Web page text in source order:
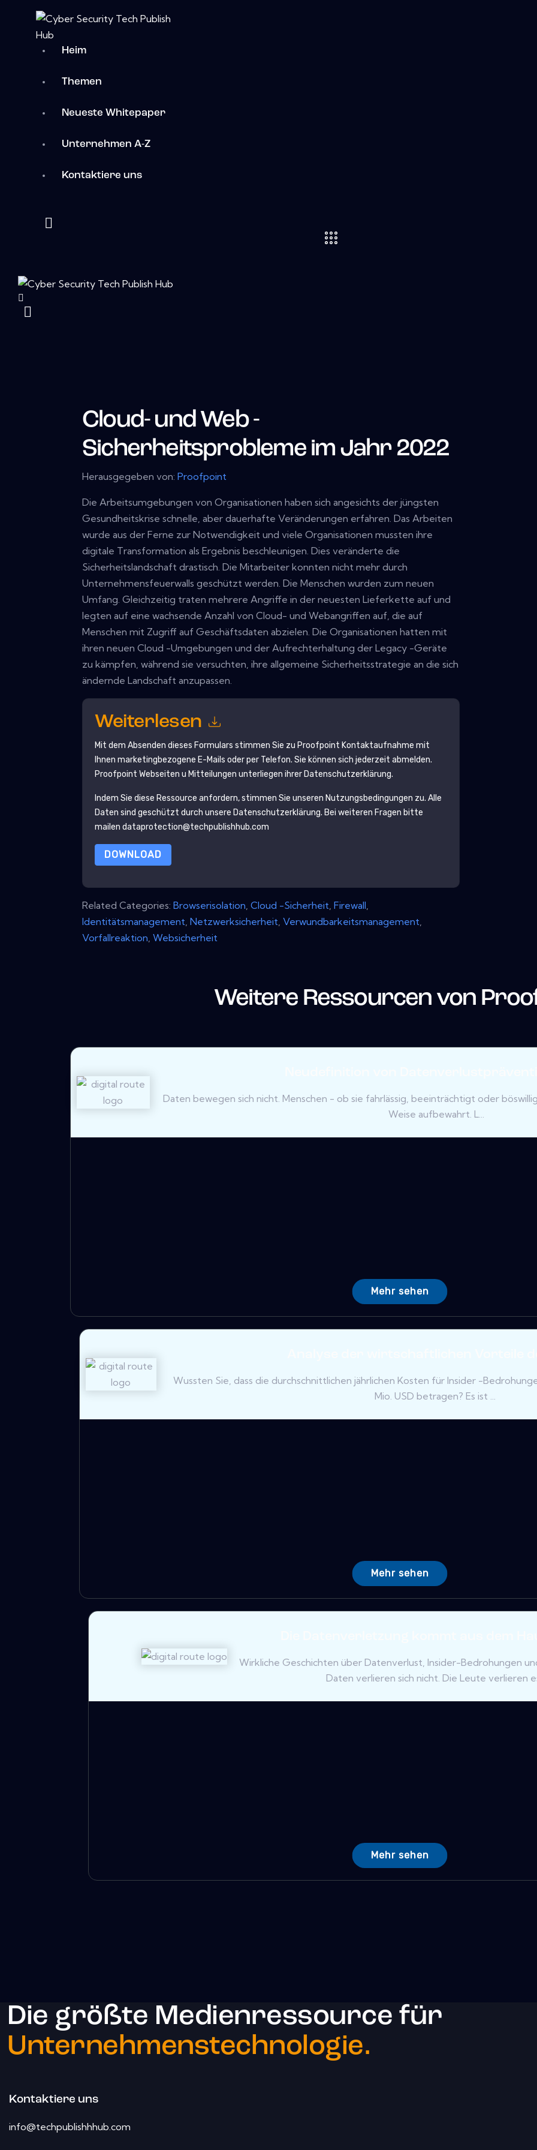
Heim
Themen
Neueste Whitepaper
Unternehmen A-Z
Kontaktiere uns
Cloud- und Web -
Sicherheitsprobleme im Jahr 2022
Herausgegeben von: Proofpoint
Die Arbeitsumgebungen von Organisationen haben sich angesichts der jüngsten
Gesundheitskrise schnelle, aber dauerhafte Veränderungen erfahren. Das Arbeiten
wurde aus der Ferne zur Notwendigkeit und viele Organisationen mussten ihre
digitale Transformation als Ergebnis beschleunigen. Dies veränderte die
Sicherheitslandschaft drastisch. Die Mitarbeiter konnten nicht mehr durch
Unternehmensfeuerwalls geschützt werden. Die Menschen wurden zum neuen
Umfang. Gleichzeitig traten mehrere Angriffe in der neuesten Lieferkette auf und
legten auf eine wachsende Anzahl von Cloud- und Webangriffen auf, die auf
Menschen mit Zugriff auf Geschäftsdaten abzielen. Die Organisationen hatten mit
ihren neuen Cloud -Umgebungen und der Aufrechterhaltung der Legacy -Geräte
zu kämpfen, während sie versuchten, ihre allgemeine Sicherheitsstrategie an die sich
ändernde Landschaft anzupassen.
Weiterlesen
Mit dem Absenden dieses Formulars stimmen Sie zu Proofpoint Kontaktaufnahme mit
Ihnen marketingbezogene E-Mails oder per Telefon. Sie können sich jederzeit abmelden.
Proofpoint Webseiten u Mitteilungen unterliegen ihrer Datenschutzerklärung.
Indem Sie diese Ressource anfordern, stimmen Sie unseren Nutzungsbedingungen zu. Alle
Daten sind geschützt durch unsere Datenschutzerklärung. Bei weiteren Fragen bitte
mailen dataprotection@techpublishhub.com
DOWNLOAD
Related Categories: Browserisolation, Cloud -Sicherheit, Firewall,
Identitätsmanagement, Netzwerksicherheit, Verwundbarkeitsmanagement,
Vorfallreaktion, Websicherheit
Weitere Ressourcen von
Daten bewegen sich nicht. Menschen - ob sie fahrlässig, beeinträchtigt oder
Weise aufbewahrt. L...
Mehr sehen
Wussten Sie, dass die durchschnittlichen jährlichen Kosten für Insider -
Mio. USD betragen? Es ist ...
Mehr sehen
Wirkliche Geschichten über Datenverlust, Insider-Bedrohungen
Daten verlieren sich nicht. Die Leute verlieren
Mehr sehen
Die größte Medienressource für
Unternehmenstechnologie.
Kontaktiere uns
info@techpublishhhub.com